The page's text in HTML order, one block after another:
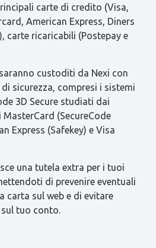
carte di credito (Visa,
American Express, Diners
carte ricaricabili (Postepay e
custoditi da Nexi con
sicurezza, compresi i sistemi
3D Secure studiati dai
(SecureCode
Express (Safekey) e Visa
una tutela extra per i tuoi
di prevenire eventuali
carta sul web e di evitare
tuo conto.